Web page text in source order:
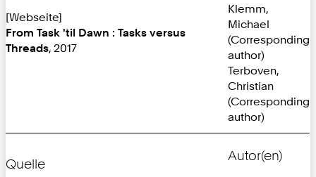
[Webseite]
From Task 'til Dawn : Tasks versus
Threads, 2017
Klemm,
Michael
(Corresponding
author)
Terboven,
Christian
(Corresponding
author)
Quelle
Autor(en)